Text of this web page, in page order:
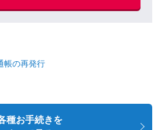
帳の再発行
種お手続きを